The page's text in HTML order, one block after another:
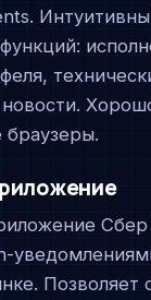
Позволяет